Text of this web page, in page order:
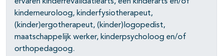
kinderneuroloog, kinderfysiotherapeut,
(kinder)ergotherapeut, (kinder)logopedist,
maatschappelijk werker, kinderpsycholoog en/of
orthopedagoog.